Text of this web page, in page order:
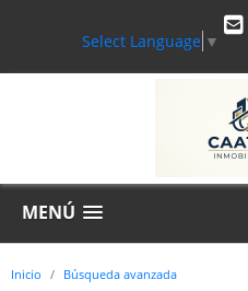
Select Language ▼
MENÚ
Inicio Búsqueda avanzada